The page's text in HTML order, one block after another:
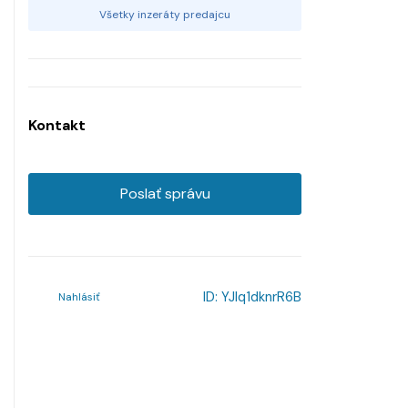
Všetky inzeráty predajcu
Kontakt
Poslať správu
Nahlásiť ID: YJlq1dknrR6B